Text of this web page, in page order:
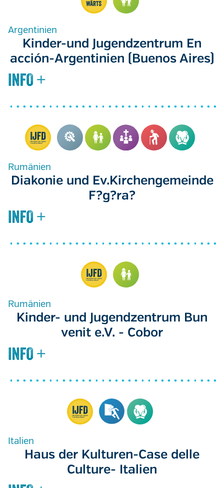
Argentinien
Kinder-und Jugendzentrum En
acción-Argentinien (Buenos Aires)
Rumänien
Diakonie und Ev.Kirchengemeinde
F?g?ra?
Rumänien
Kinder- und Jugendzentrum Bun
venit e.V. - Cobor
Italien
Haus der Kulturen-Case delle
Culture- Italien